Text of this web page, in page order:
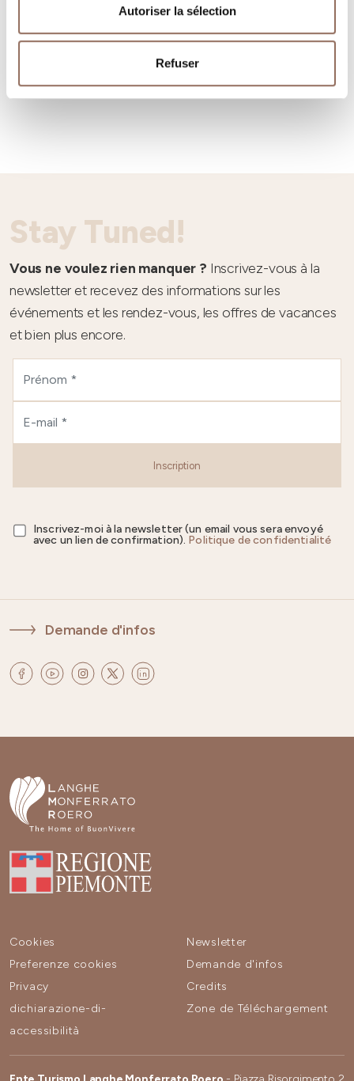
Autoriser la sélection
Refuser
Météo
Stay Tuned!
Vous ne voulez rien manquer ? Inscrivez-vous à la
newsletter et recevez des informations sur les
événements et les rendez-vous, les offres de vacances
et bien plus encore.
Inscription
Inscrivez-moi à la newsletter (un email vous sera envoyé
avec un lien de confirmation). Politique de confidentialité
Demande d'infos
Cookies
Preferenze cookies
Privacy
dichiarazione-di-
accessibilità
Newsletter
Demande d'infos
Credits
Zone de Téléchargement